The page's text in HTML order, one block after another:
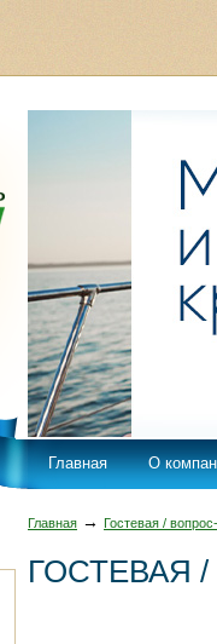
Главная О
Главная → Гостевая /
ГОСТЕВАЯ